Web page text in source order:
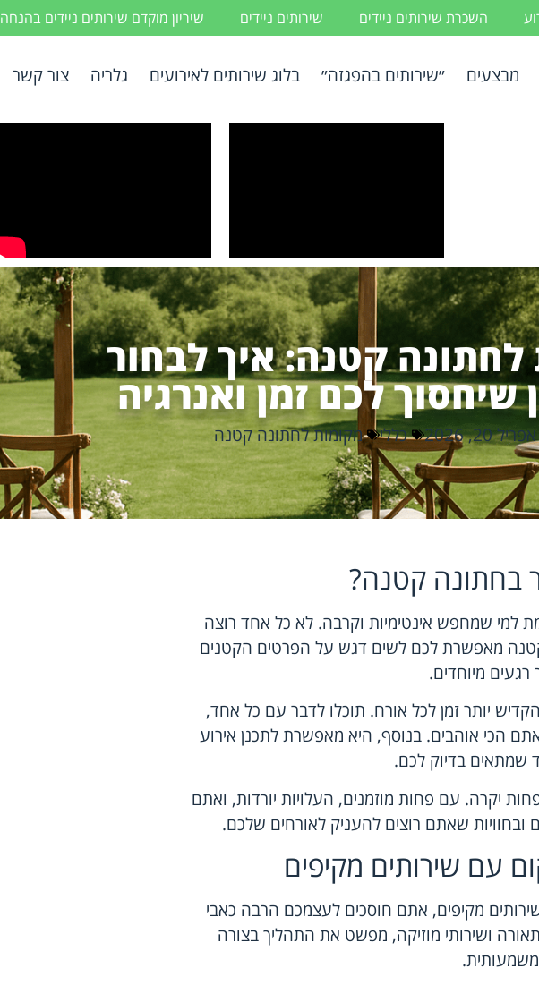
השכרת שירותים ניידים שירותים ניידים שיריון מוקדם שירותים ניידים בהנחה
מבצעים ״שירותים בהפגזה״ בלוג שירותים לאירועים גלריה צור קשר
לחתונה קטנה: איך לבחור
שיחסוך לכם זמן ואנרגיה
אפריל 20, 2026 כללי מקומות לחתונה קטנה
בחתונה קטנה?
למי שמחפש אינטימיות וקרבה. לא כל אחד רוצה
קטנה מאפשרת לכם לשים דגש על הפרטים הקטנים
רגעים מיוחדים.
יותר זמן לכל אורח. תוכלו לדבר עם כל אחד,
הכי אוהבים. בנוסף, היא מאפשרת לתכנן אירוע
שמתאים בדיוק לכם.
יקרה. עם פחות מוזמנים, העלויות יורדות, ואתם
ובחוויות שאתם רוצים להעניק לאורחים שלכם.
עם שירותים מקיפים
מקיפים, אתם חוסכים לעצמכם הרבה כאבי
ושירותי מוזיקה, מפשט את התהליך בצורה
משמעותית.